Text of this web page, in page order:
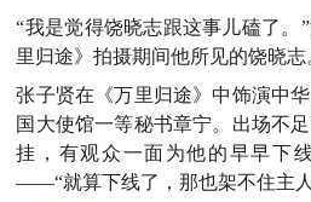
“我是觉得饶晓志跟这事儿磕了。
里归途》拍摄期间他所见的饶晓志
张子贤在《万里归途》中饰演中
国大使馆一等秘书章宁。出场不
挂，有观众一面为他的早早下
——“就算下线了，那也架不住主